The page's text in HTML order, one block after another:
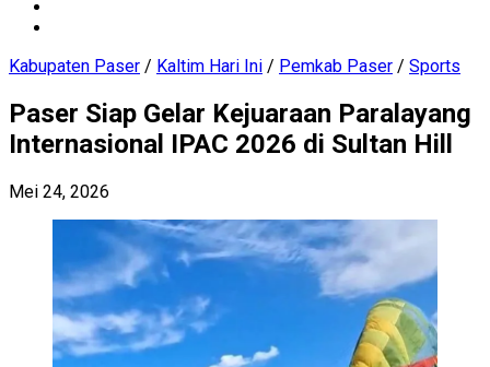
Kabupaten Paser / Kaltim Hari Ini / Pemkab Paser / Sports
Paser Siap Gelar Kejuaraan Paralayang
Internasional IPAC 2026 di Sultan Hill
Mei 24, 2026